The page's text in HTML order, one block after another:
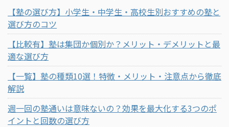
【塾の選び方】小学生・中学生・高校生別おすすめの塾と
選び方のコツ
【比較有】塾は集団か個別か？メリット・デメリットと最
適な選び方
【一覧】塾の種類10選！特徴・メリット・注意点から徹底
解説
週一回の塾通いは意味ないの？効果を最大化する3つのポ
イントと回数の選び方